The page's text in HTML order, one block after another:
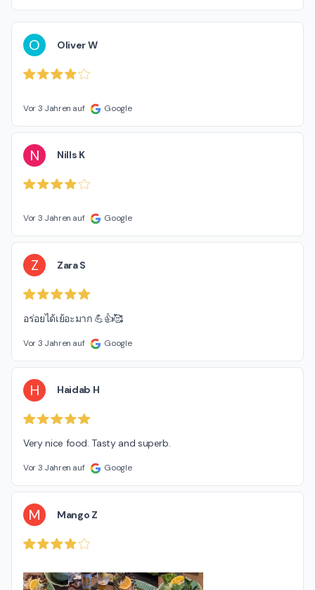
O Oliver W
Vor 3 Jahren auf Google
N Nills K
Vor 3 Jahren auf Google
Z Zara S
อร่อยได้เย้อะมาก 💪👍🥰
Vor 3 Jahren auf Google
H Haidab H
Very nice food. Tasty and superb.
Vor 3 Jahren auf Google
M Mango Z